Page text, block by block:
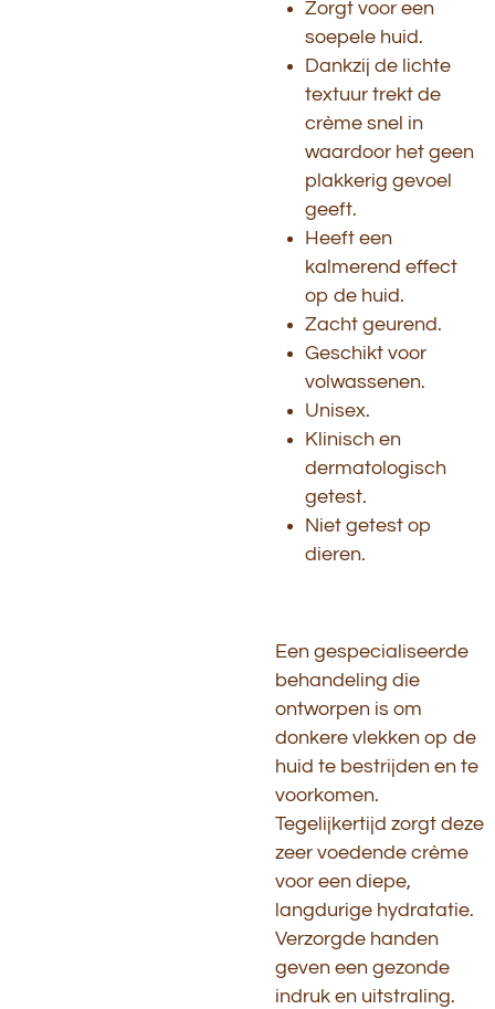
Zorgt voor een
soepele huid.
Dankzij de lichte
textuur trekt de
crème snel in
waardoor het geen
plakkerig gevoel
geeft.
Heeft een
kalmerend effect
op de huid.
Zacht geurend.
Geschikt voor
volwassenen.
Unisex.
Klinisch en
dermatologisch
getest.
Niet getest op
dieren.
Een gespecialiseerde
behandeling die
ontworpen is om
donkere vlekken op de
huid te bestrijden en te
voorkomen.
Tegelijkertijd zorgt deze
zeer voedende crème
voor een diepe,
langdurige hydratatie.
Verzorgde handen
geven een gezonde
indruk en uitstraling.